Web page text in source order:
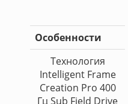
Особенности
Технология
Intelligent Frame
Creation Pro 400
Гц Sub Field Drive